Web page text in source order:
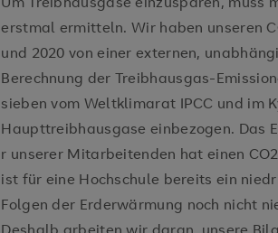
erstmal ermitteln. Wir haben unseren
und 2020 von einer externen,
Berechnung der Treibhausgas-
sieben vom Weltklimarat IPCC und im
Haupttreibhausgase einbezogen. Das
r unserer Mitarbeitenden hat einen
ist für eine Hochschule bereits ein
Folgen der Erderwärmung noch nicht